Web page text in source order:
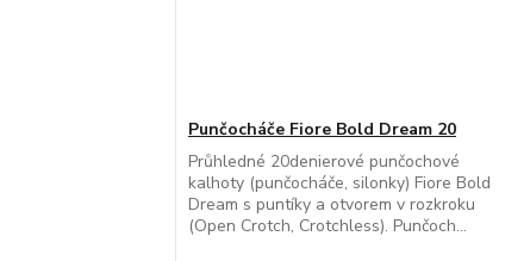
Punčocháče Fiore Bold Dream 20
Průhledné 20denierové punčochové
kalhoty (punčocháče, silonky) Fiore Bold
Dream s puntíky a otvorem v rozkroku
(Open Crotch, Crotchless). Punčoch...